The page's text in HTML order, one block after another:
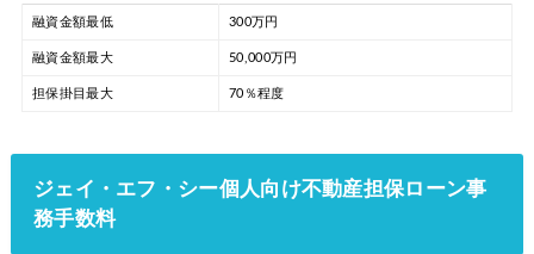
融資金額最低 300万円
融資金額最大 50,000万円
担保掛目最大 70％程度
ジェイ・エフ・シー個人向け不動産担保ローン事
務手数料